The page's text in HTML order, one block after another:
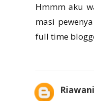
Hmmm aku
masi
full time